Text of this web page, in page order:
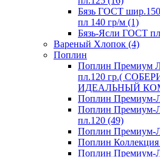
Бязь ГОСТ
пл 140 гр/м (1)
Бязь-Ясли ГОСТ
Вареный Хлопок (4)
Поплин
Поплин Премиум
пл.120 гр.(
ИДЕАЛЬНЫЙ
Поплин Премиум-
Поплин Премиум-
пл.120 (49)
Поплин Премиум-
Поплин
Поплин Премиум-